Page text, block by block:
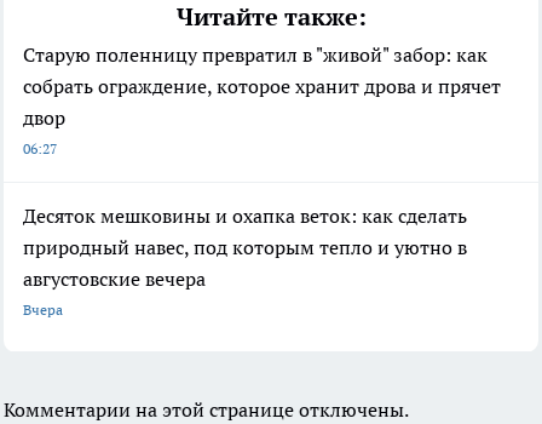
Читайте также:
Старую поленницу превратил в "живой" забор: как
собрать ограждение, которое хранит дрова и прячет
двор
06:27
Десяток мешковины и охапка веток: как сделать
природный навес, под которым тепло и уютно в
августовские вечера
Вчера
Комментарии на этой странице отключены.